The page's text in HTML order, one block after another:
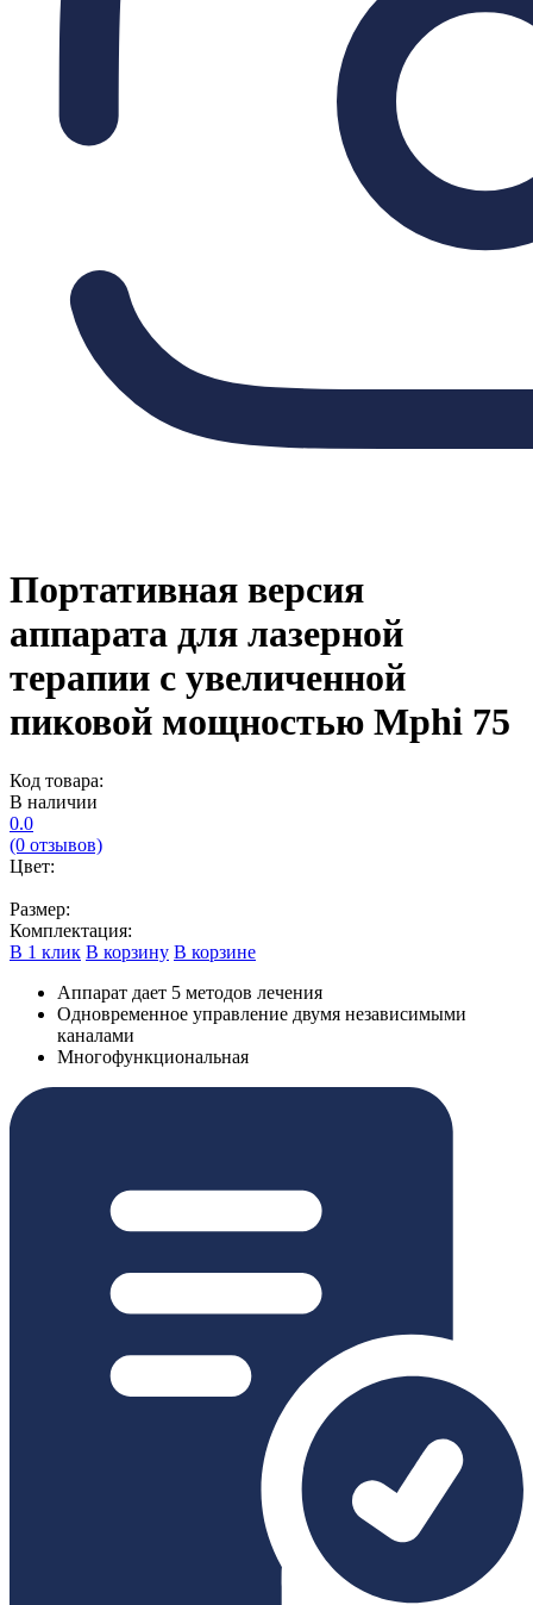
Портативная версия
аппарата для лазерной
терапии с увеличенной
пиковой мощностью Mphi 75
Код товара:
В наличии
0.0
(0 отзывов)
Цвет:
Размер:
Комплектация:
В 1 клик В корзину В корзине
Аппарат дает 5 методов лечения
Одновременное управление двумя независимыми
каналами
Многофункциональная